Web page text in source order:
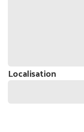
Localisation